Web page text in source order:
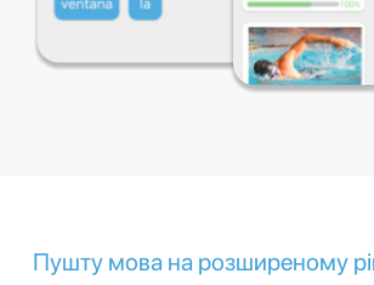
Пушту мова на розширеному